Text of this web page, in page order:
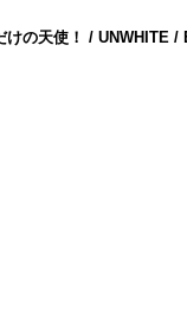
けの天使！ / UNWHITE